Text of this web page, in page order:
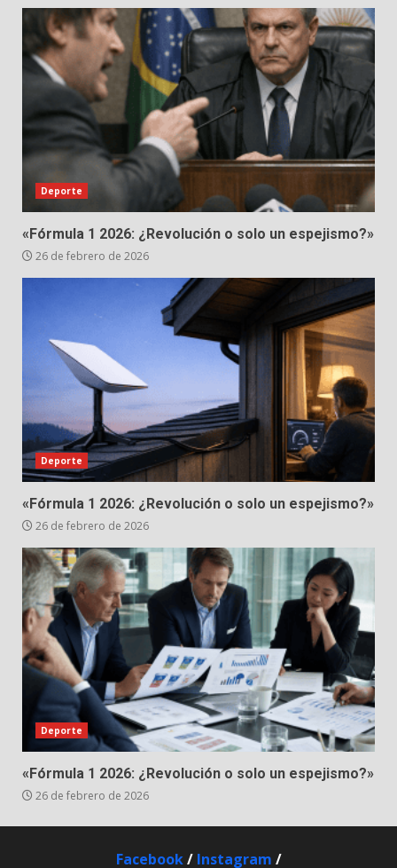
Deporte
«Fórmula 1 2026: ¿Revolución o solo un espejismo?»
26 de febrero de 2026
Deporte
«Fórmula 1 2026: ¿Revolución o solo un espejismo?»
26 de febrero de 2026
Deporte
«Fórmula 1 2026: ¿Revolución o solo un espejismo?»
26 de febrero de 2026
Facebook/ Instagram /